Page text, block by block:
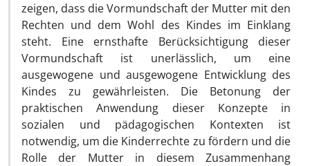
zeigen, dass die Vormundschaft der Mutter mit den
Rechten und dem Wohl des Kindes im Einklang
steht. Eine ernsthafte Berücksichtigung dieser
Vormundschaft ist unerlässlich, um eine
ausgewogene und ausgewogene Entwicklung des
Kindes zu gewährleisten. Die Betonung der
praktischen Anwendung dieser Konzepte in
sozialen und pädagogischen Kontexten ist
notwendig, um die Kinderrechte zu fördern und die
Rolle der Mutter in diesem Zusammenhang